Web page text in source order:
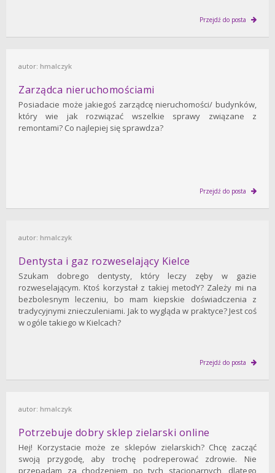
Przejdź do posta
autor: hmalczyk
Zarządca nieruchomościami
Posiadacie może jakiegoś zarządcę nieruchomości/ budynków,
który wie jak rozwiązać wszelkie sprawy związane z
remontami? Co najlepiej się sprawdza?
Przejdź do posta
autor: hmalczyk
Dentysta i gaz rozweselający Kielce
Szukam dobrego dentysty, który leczy zęby w gazie
rozweselającym. Ktoś korzystał z takiej metodY? Zależy mi na
bezbolesnym leczeniu, bo mam kiepskie doświadczenia z
tradycyjnymi znieczuleniami. Jak to wygląda w praktyce? Jest coś
w ogóle takiego w Kielcach?
Przejdź do posta
autor: hmalczyk
Potrzebuje dobry sklep zielarski online
Hej! Korzystacie może ze sklepów zielarskich? Chcę zacząć
swoją przygodę, aby trochę podreperować zdrowie. Nie
przepadam za chodzeniem po tych stacjonarnych, dlatego